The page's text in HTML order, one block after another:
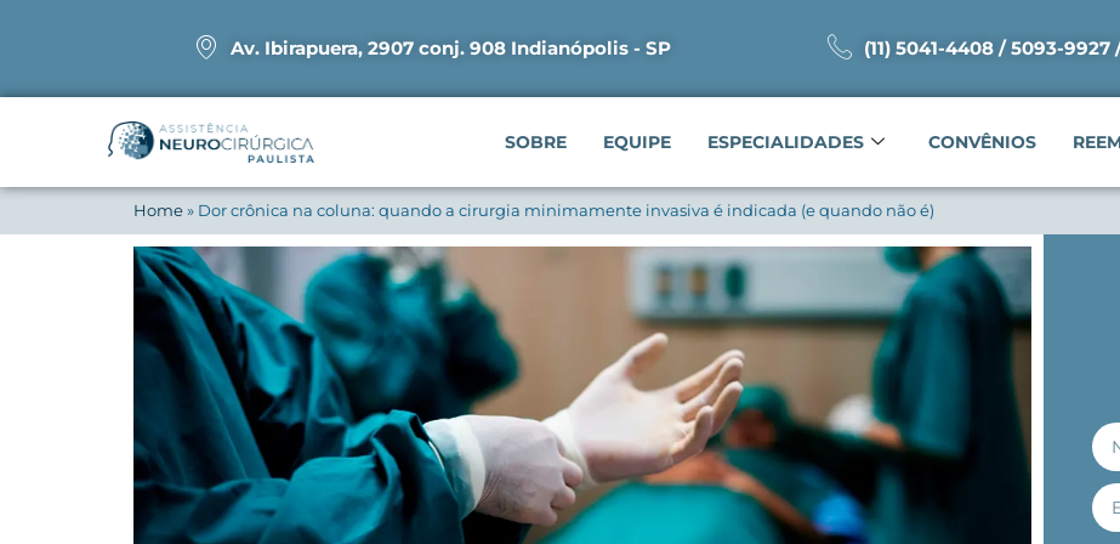
Av. Ibirapuera, 2907 conj. 908 Indianópolis - SP (11) 5041-4408 / 5093-9927
SOBRE EQUIPE ESPECIALIDADES CONVÊNIOS
Home» Dor crônica na coluna: quando a cirurgia minimamente invasiva é indicada (e quando não é)